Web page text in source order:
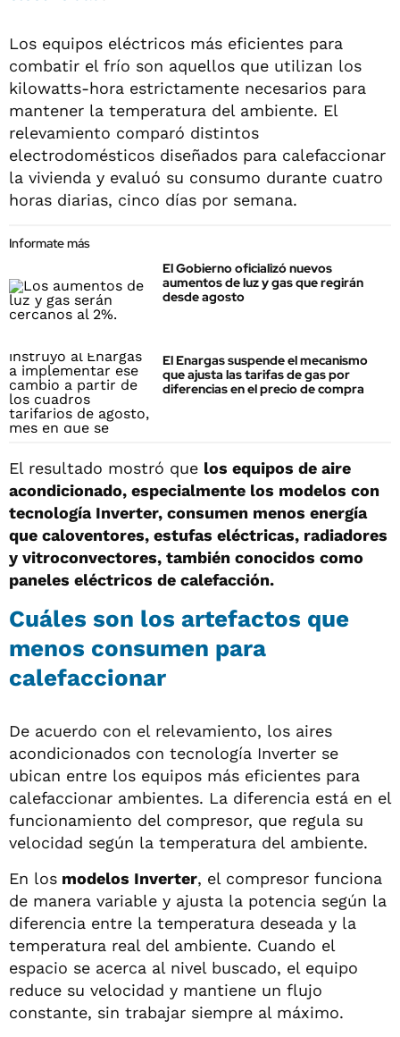
Los equipos eléctricos más eficientes para
combatir el frío son aquellos que utilizan los
kilowatts-hora estrictamente necesarios para
mantener la temperatura del ambiente. El
relevamiento comparó distintos
electrodomésticos diseñados para calefaccionar
la vivienda y evaluó su consumo durante cuatro
horas diarias, cinco días por semana.
Informate más
El Gobierno oficializó nuevos
aumentos de luz y gas que regirán
desde agosto
El Enargas suspende el mecanismo
que ajusta las tarifas de gas por
diferencias en el precio de compra
El resultado mostró que los equipos de aire
acondicionado, especialmente los modelos con
tecnología Inverter, consumen menos energía
que caloventores, estufas eléctricas, radiadores
y vitroconvectores, también conocidos como
paneles eléctricos de calefacción.
Cuáles son los artefactos que
menos consumen para
calefaccionar
De acuerdo con el relevamiento, los aires
acondicionados con tecnología Inverter se
ubican entre los equipos más eficientes para
calefaccionar ambientes. La diferencia está en el
funcionamiento del compresor, que regula su
velocidad según la temperatura del ambiente.
En los modelos Inverter, el compresor funciona
de manera variable y ajusta la potencia según la
diferencia entre la temperatura deseada y la
temperatura real del ambiente. Cuando el
espacio se acerca al nivel buscado, el equipo
reduce su velocidad y mantiene un flujo
constante, sin trabajar siempre al máximo.